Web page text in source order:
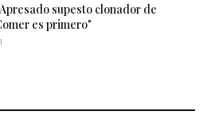
supesto clonador de
es primero"